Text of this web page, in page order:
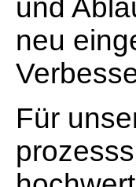
und
neu
Für